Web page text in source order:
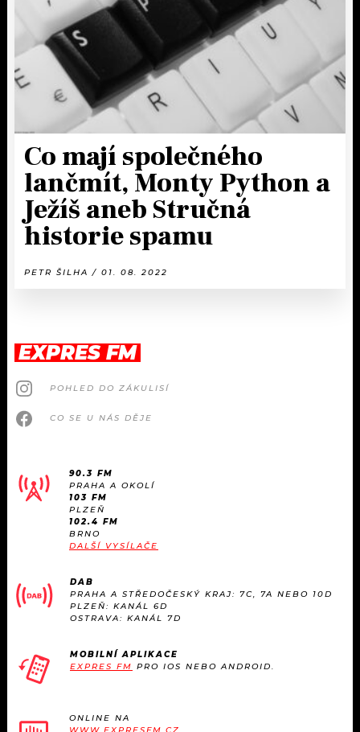
Co mají společného
lančmít, Monty Python a
Ježíš aneb Stručná
historie spamu
PETR ŠILHA / 01. 08. 2022
EXPRES FM
POHLED DO ZÁKULISÍ
CO SE U NÁS DĚJE
90.3 FM
PRAHA A OKOLÍ
103 FM
PLZEŇ
102.4 FM
BRNO
DALŠÍ VYSÍLAČE
DAB
PRAHA A STŘEDOČESKÝ KRAJ: 7C, 7A NEBO 10D
PLZEŇ: KANÁL 6D
OSTRAVA: KANÁL 7D
MOBILNÍ APLIKACE
EXPRES FM PRO IOS NEBO ANDROID.
ONLINE NA
WWW.EXPRESFM.CZ